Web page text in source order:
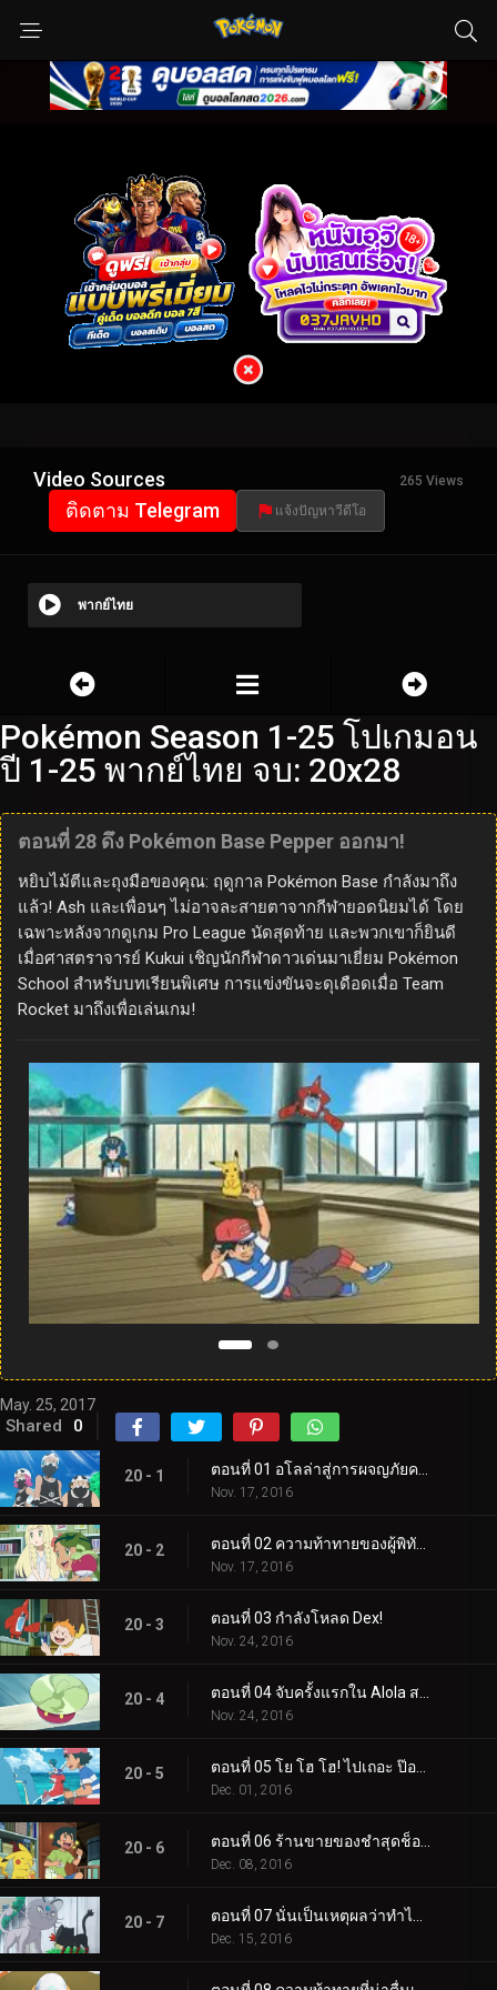
Video Sources 265 Views
ติดตาม Telegram แจ้งปัญหาวีดีโอ
พากย์ไทย
Pokémon Season 1-25 โปเกมอน
ปี 1-25 พากย์ไทย จบ: 20x28
ตอนที่ 28 ดึง Pokémon Base Pepper ออกมา!
หยิบไม้ตีและถุงมือของคุณ: ฤดูกาล Pokémon Base กำลังมาถึง
แล้ว! Ash และเพื่อนๆ ไม่อาจละสายตาจากกีฬายอดนิยมได้ โดย
เฉพาะหลังจากดูเกม Pro League นัดสุดท้าย และพวกเขาก็ยินดี
เมื่อศาสตราจารย์ Kukui เชิญนักกีฬาดาวเด่นมาเยี่ยม Pokémon
School สำหรับบทเรียนพิเศษ การแข่งขันจะดุเดือดเมื่อ Team
Rocket มาถึงเพื่อเล่นเกม!
May. 25, 2017
Shared 0
20 - 1
Nov. 17, 2016
20 - 2
Nov. 17, 2016
20 - 3 ตอนที่ 03 กำลังโหลด Dex!
Nov. 24, 2016
20 - 4
Nov. 24, 2016
20 - 5
Dec. 01, 2016
20 - 6
Dec. 08, 2016
20 - 7
Dec. 15, 2016